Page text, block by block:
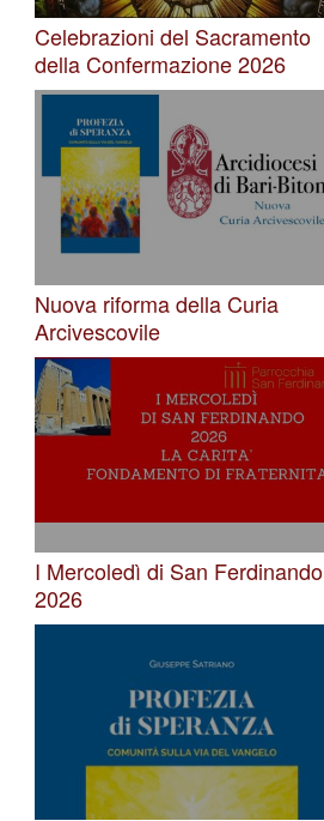
Celebrazioni del Sacramento
della Confermazione 2026
Nuova riforma della Curia
Arcivescovile
I Mercoledì di San Ferdinando
2026